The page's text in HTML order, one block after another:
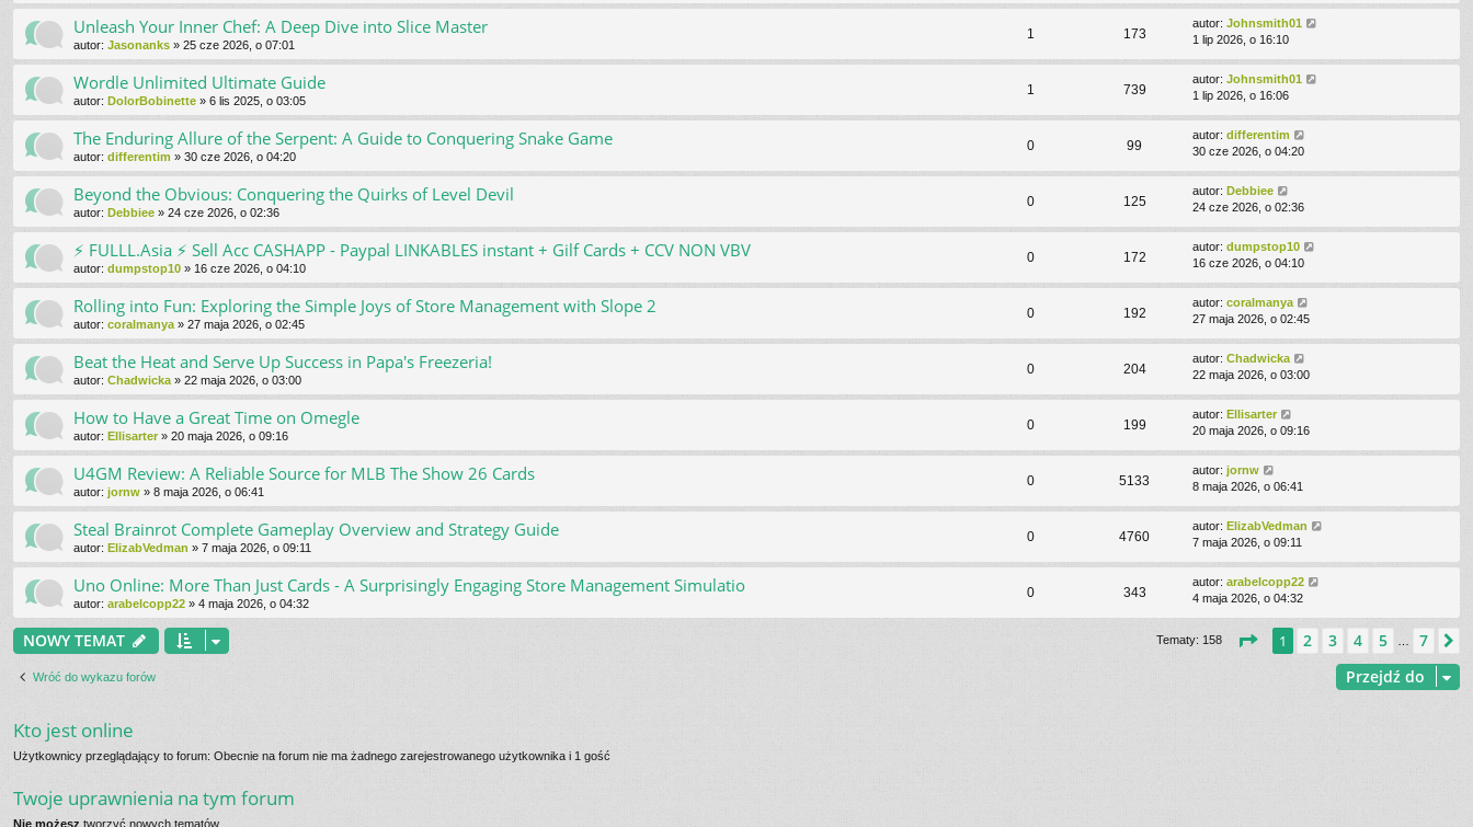
Unleash Your Inner Chef: A Deep Dive into Slice Master
autor: Jasonanks » 25 cze 2026, o 07:01
1 173
autor: Johnsmith01
1 lip 2026, o 16:10
Wordle Unlimited Ultimate Guide
autor: DolorBobinette » 6 lis 2025, o 03:05
1 739
autor: Johnsmith01
1 lip 2026, o 16:06
The Enduring Allure of the Serpent: A Guide to Conquering Snake Game
autor: differentim » 30 cze 2026, o 04:20
0 99
autor: differentim
30 cze 2026, o 04:20
Beyond the Obvious: Conquering the Quirks of Level Devil
autor: Debbiee » 24 cze 2026, o 02:36
0 125
autor: Debbiee
24 cze 2026, o 02:36
⚡ FULLL.Asia ⚡ Sell Acc CASHAPP - Paypal LINKABLES instant + Gilf Cards + CCV NON VBV
autor: dumpstop10 » 16 cze 2026, o 04:10
0 172
autor: dumpstop10
16 cze 2026, o 04:10
Rolling into Fun: Exploring the Simple Joys of Store Management with Slope 2
autor: coralmanya» 27 maja 2026, o 02:45
0 192
autor: coralmanya
27 maja 2026, o 02:45
Beat the Heat and Serve Up Success in Papa's Freezeria!
autor: Chadwicka» 22 maja 2026, o 03:00
0 204
autor: Chadwicka
22 maja 2026, o 03:00
How to Have a Great Time on Omegle
autor: Ellisarter » 20 maja 2026, o 09:16
0 199
autor: Ellisarter
20 maja 2026, o 09:16
U4GM Review: A Reliable Source for MLB The Show 26 Cards
autor: jornw » 8 maja 2026, o 06:41
0 5133
autor: jornw
8 maja 2026, o 06:41
Steal Brainrot Complete Gameplay Overview and Strategy Guide
autor: ElizabVedman » 7 maja 2026, o 09:11
0 4760
autor: ElizabVedman
7 maja 2026, o 09:11
Uno Online: More Than Just Cards - A Surprisingly Engaging Store Management Simulatio
autor: arabelcopp22 » 4 maja 2026, o 04:32
0 343
autor: arabelcopp22
4 maja 2026, o 04:32
NOWY TEMAT Tematy: 158 Strona z
1 2 3 4 5 … 7
Wróć do wykazu forów Przejdź do
Kto jest online
Użytkownicy przeglądający to forum: Obecnie na forum nie ma żadnego zarejestrowanego użytkownika i 1 gość
Twoje uprawnienia na tym forum
Nie możesz tworzyć nowych tematów